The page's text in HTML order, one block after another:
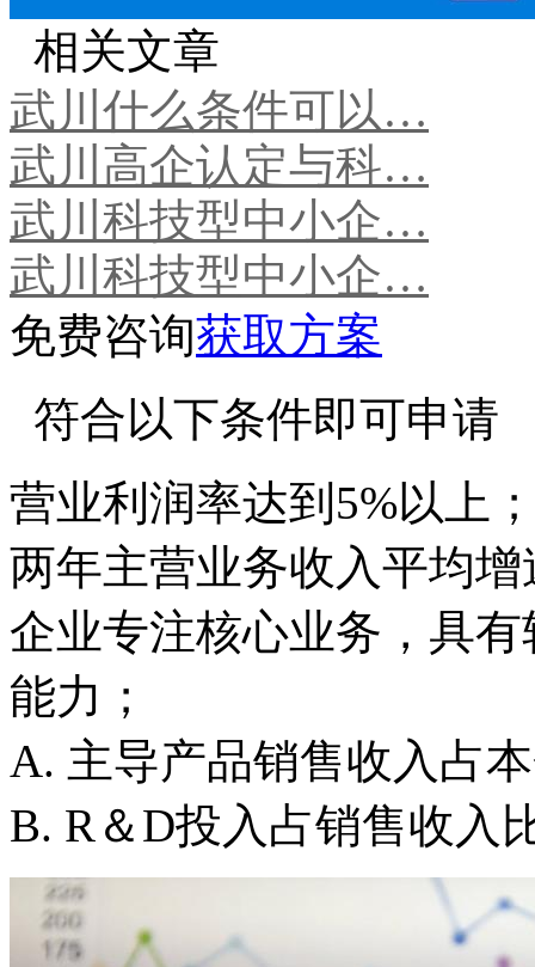
相关文章
武川什么条件可以…
武川高企认定与科…
武川科技型中小企…
武川科技型中小企…
免费咨询获取方案
符合以下条件即可申请
营业利润率达到5%以上
两年主营业务收入平均增
企业专注核心业务，具
能力；
A. 主导产品销售收入占
B. R＆D投入占销售收入